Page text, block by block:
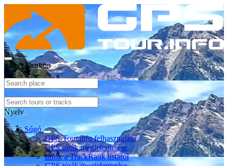
Select location
Nyelv
Súgó
GPS-Tour.info felhasználása
GPS túrák megjelentetése
Infók a TrackRank listáról